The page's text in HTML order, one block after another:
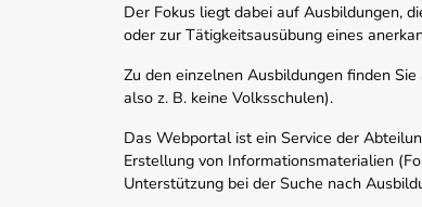
Der Fokus liegt dabei auf Ausbildungen,
oder zur Tätigkeitsausübung eines
Zu den einzelnen Ausbildungen finden
also z. B. keine Volksschulen).
Das Webportal ist ein Service der
Erstellung von Informationsmaterialien
Unterstützung bei der Suche nach